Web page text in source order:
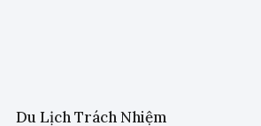
Du Lịch Trách Nhiệm